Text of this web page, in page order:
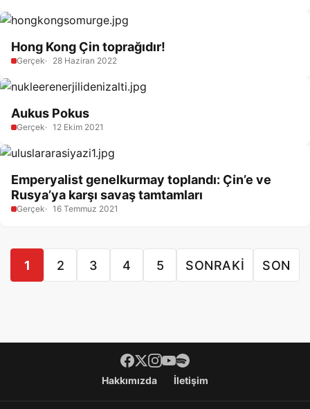
Hong Kong Çin toprağıdır!
Gerçek 28 Haziran 2022
Aukus Pokus
Gerçek 12 Ekim 2021
Emperyalist genelkurmay toplandı: Çin’e ve
Rusya’ya karşı savaş tamtamları
Gerçek 16 Temmuz 2021
1 2 3 4 5 SONRAKI SON
Footer menüHakkımızda İletişim